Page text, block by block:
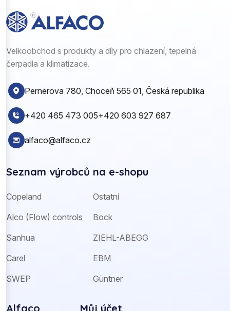
Velkoobchod s produkty a díly pro chlazení, tepelná
čerpadla a klimatizace.
Pernerova 780, Choceň 565 01, Česká republika
+420 465 473 005+420 603 927 687
alfaco@alfaco.cz
Seznam výrobců na e-shopu
Copeland
Alco (Flow) controls
Sanhua
Carel
SWEP
Ostatní
Bock
ZIEHL-ABEGG
EBM
Güntner
Alfaco Můj účet